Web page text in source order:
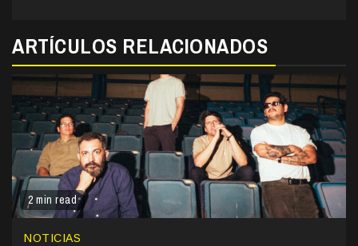
ARTÍCULOS RELACIONADOS
2 min read
NOTICIAS